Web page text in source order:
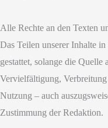
Alle Rechte an den Texten
Das Teilen unserer Inhalte
gestattet, solange die Quelle
Vervielfältigung,
Nutzung – auch
Zustimmung der Redaktion.